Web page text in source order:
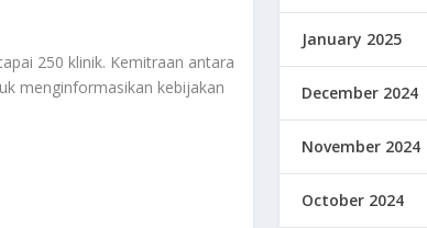
250 klinik. Kemitraan antara
menginformasikan kebijakan
January 2025
December 2024
November 2024
October 2024